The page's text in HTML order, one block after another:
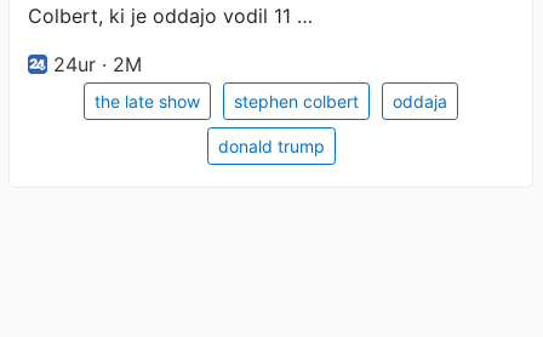
Colbert, ki je oddajo vodil 11 …
24ur · 2M
the late show stephen colbert oddaja
donald trump